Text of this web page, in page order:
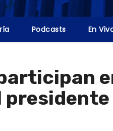
Podcasts En